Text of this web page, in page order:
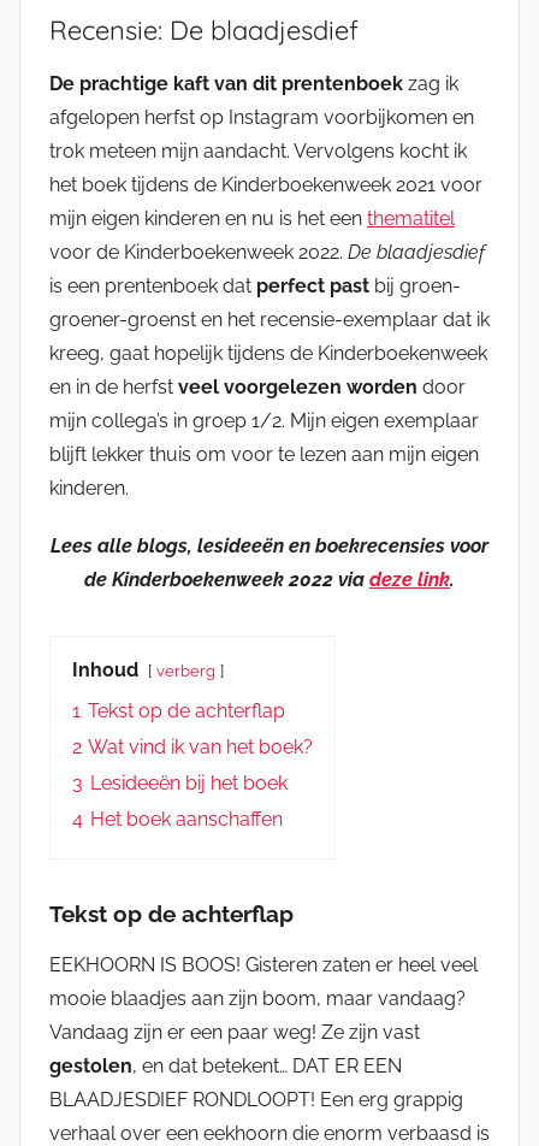
Recensie: De blaadjesdief
De prachtige kaft van dit prentenboek zag ik
afgelopen herfst op Instagram voorbijkomen en
trok meteen mijn aandacht. Vervolgens kocht ik
het boek tijdens de Kinderboekenweek 2021 voor
mijn eigen kinderen en nu is het een thematitel
voor de Kinderboekenweek 2022. De blaadjesdief
is een prentenboek dat perfect past bij groen-
groener-groenst en het recensie-exemplaar dat ik
kreeg, gaat hopelijk tijdens de Kinderboekenweek
en in de herfst veel voorgelezen worden door
mijn collega’s in groep 1/2. Mijn eigen exemplaar
blijft lekker thuis om voor te lezen aan mijn eigen
kinderen.
Lees alle blogs, lesideeën en boekrecensies voor
de Kinderboekenweek 2022 via deze link.
Inhoud verberg
1 Tekst op de achterflap
2 Wat vind ik van het boek?
3 Lesideeën bij het boek
4 Het boek aanschaffen
Tekst op de achterflap
EEKHOORN IS BOOS! Gisteren zaten er heel veel
mooie blaadjes aan zijn boom, maar vandaag?
Vandaag zijn er een paar weg! Ze zijn vast
gestolen, en dat betekent… DAT ER EEN
BLAADJESDIEF RONDLOOPT! Een erg grappig
verhaal over een eekhoorn die enorm verbaasd is